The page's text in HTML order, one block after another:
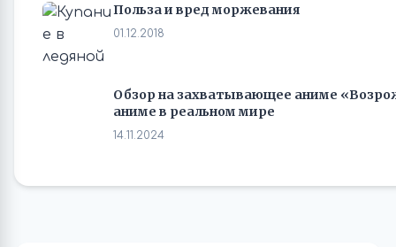
Польза и вред моржевания
01.12.2018
Обзор на захватывающее аниме
аниме в реальном мире
14.11.2024